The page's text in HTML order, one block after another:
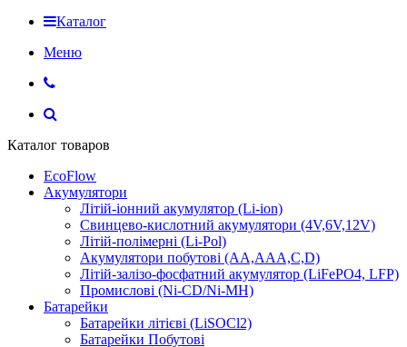
Каталог
Меню
Каталог товаров
EcoFlow
Акумулятори
Літій-іонний акумулятор (Li-ion)
Свинцево-кислотний акумулятори (4V,6V,12V)
Літій-полімерні (Li-Pol)
Акумулятори побутові (AA,AAA,C,D)
Літій-залізо-фосфатний акумулятор (LiFePO4, LFP)
Промислові (Ni-CD/Ni-MH)
Батарейки
Батарейки літієві (LiSOCl2)
Батарейки Побутові